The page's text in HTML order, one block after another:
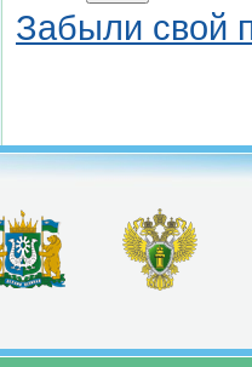
Забыли свой